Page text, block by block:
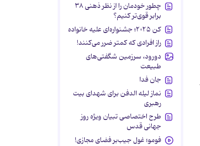
چطور خودمان را از نظر ذهنی ۳۸
برابر قوی‌تر کنیم؟
کن ۲۰۲۵؛ جشنواره‌ای علیه خانواده
راز افرادی که کمتر ضرر می‌کنند!
دورود، سرزمین شگفتی‌های
طبیعت
جان فدا
نماز لیله الدفن برای شهدای بیت
رهبری
طرح اختصاصی تبیان ویژه روز
جهانی قدس
فومو؛ غول جیب‌بر فضای مجازی!